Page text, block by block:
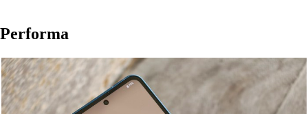
Performa